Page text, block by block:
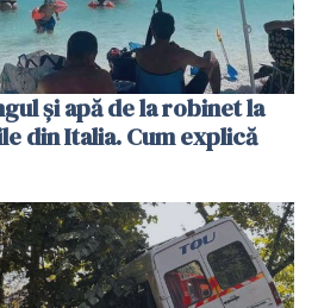
și apă de la robinet la
din Italia. Cum explică